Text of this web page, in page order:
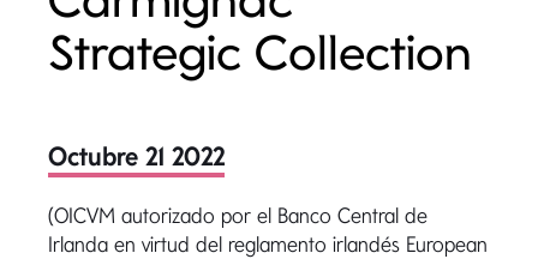
Strategic Collection
Octubre 21 2022
(OICVM autorizado por el Banco Central de
Irlanda en virtud del reglamento irlandés European